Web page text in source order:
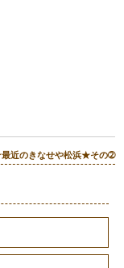
近のきなせや松浜★その➁